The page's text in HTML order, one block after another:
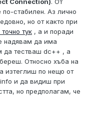
Connection). От
стабилен. Аз лично
но от както при
тук , а и поради
надявам да има
да тестваш dc++ , а
Относно хъба на
изтеглиш по нещо от
и да видиш при
но предполагам, че